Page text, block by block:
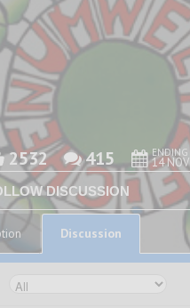
2532 415 ENDING
14 NOV
DISCUSSION
Discussion